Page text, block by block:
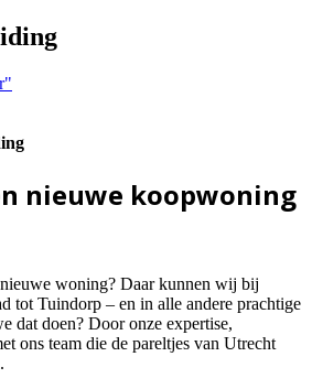
nieuwe koopwoning
woning? Daar kunnen wij bij
tot Tuindorp – en in alle andere prachtige
dat doen? Door onze expertise,
ons team die de pareltjes van Utrecht